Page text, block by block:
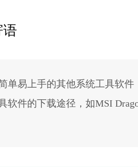
单易上手的其他系统工具软
软件的下载途径，如MSI